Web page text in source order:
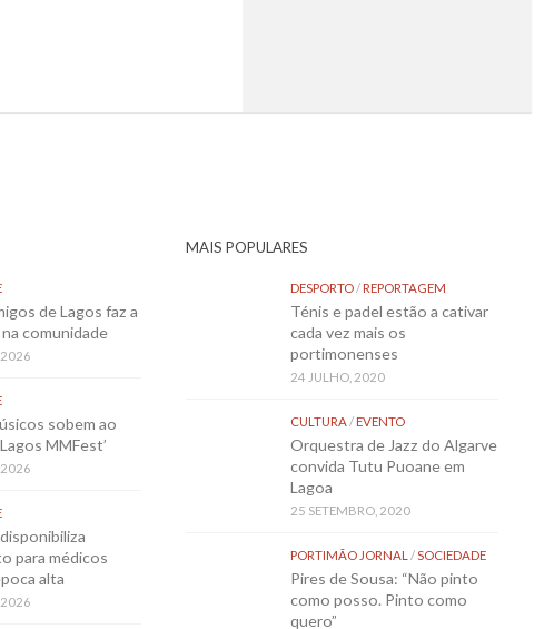
de Lagos faz a
comunidade
2026
sobem ao
MMFest’
2026
para médicos
alta
2026
MAIS POPULARES
DESPORTO/REPORTAGEM
Ténis e padel estão a cativar
cada vez mais os
portimonenses
24 JULHO, 2020
CULTURA/EVENTO
Orquestra de Jazz do Algarve
convida Tutu Puoane em
Lagoa
25 SETEMBRO, 2020
PORTIMÃO JORNAL /SOCIEDADE
Pires de Sousa: “Não pinto
como posso. Pinto como
quero”